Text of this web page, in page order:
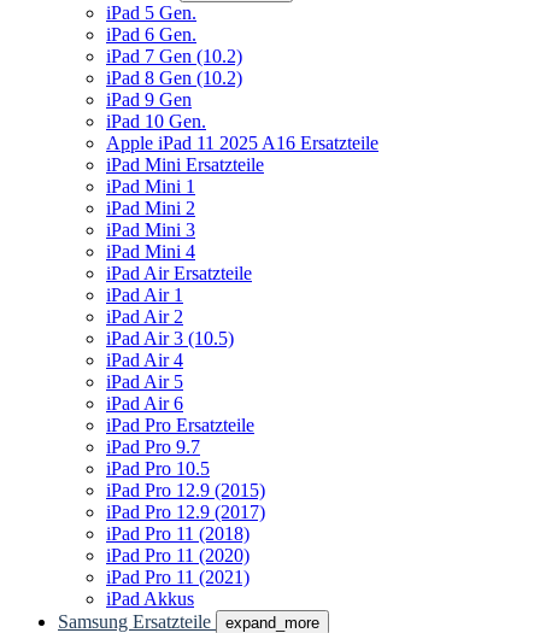
iPad 5 Gen.
iPad 6 Gen.
iPad 7 Gen (10.2)
iPad 8 Gen (10.2)
iPad 9 Gen
iPad 10 Gen.
Apple iPad 11 2025 A16 Ersatzteile
iPad Mini Ersatzteile
iPad Mini 1
iPad Mini 2
iPad Mini 3
iPad Mini 4
iPad Air Ersatzteile
iPad Air 1
iPad Air 2
iPad Air 3 (10.5)
iPad Air 4
iPad Air 5
iPad Air 6
iPad Pro Ersatzteile
iPad Pro 9.7
iPad Pro 10.5
iPad Pro 12.9 (2015)
iPad Pro 12.9 (2017)
iPad Pro 11 (2018)
iPad Pro 11 (2020)
iPad Pro 11 (2021)
iPad Akkus
Samsung Ersatzteile
expand_more